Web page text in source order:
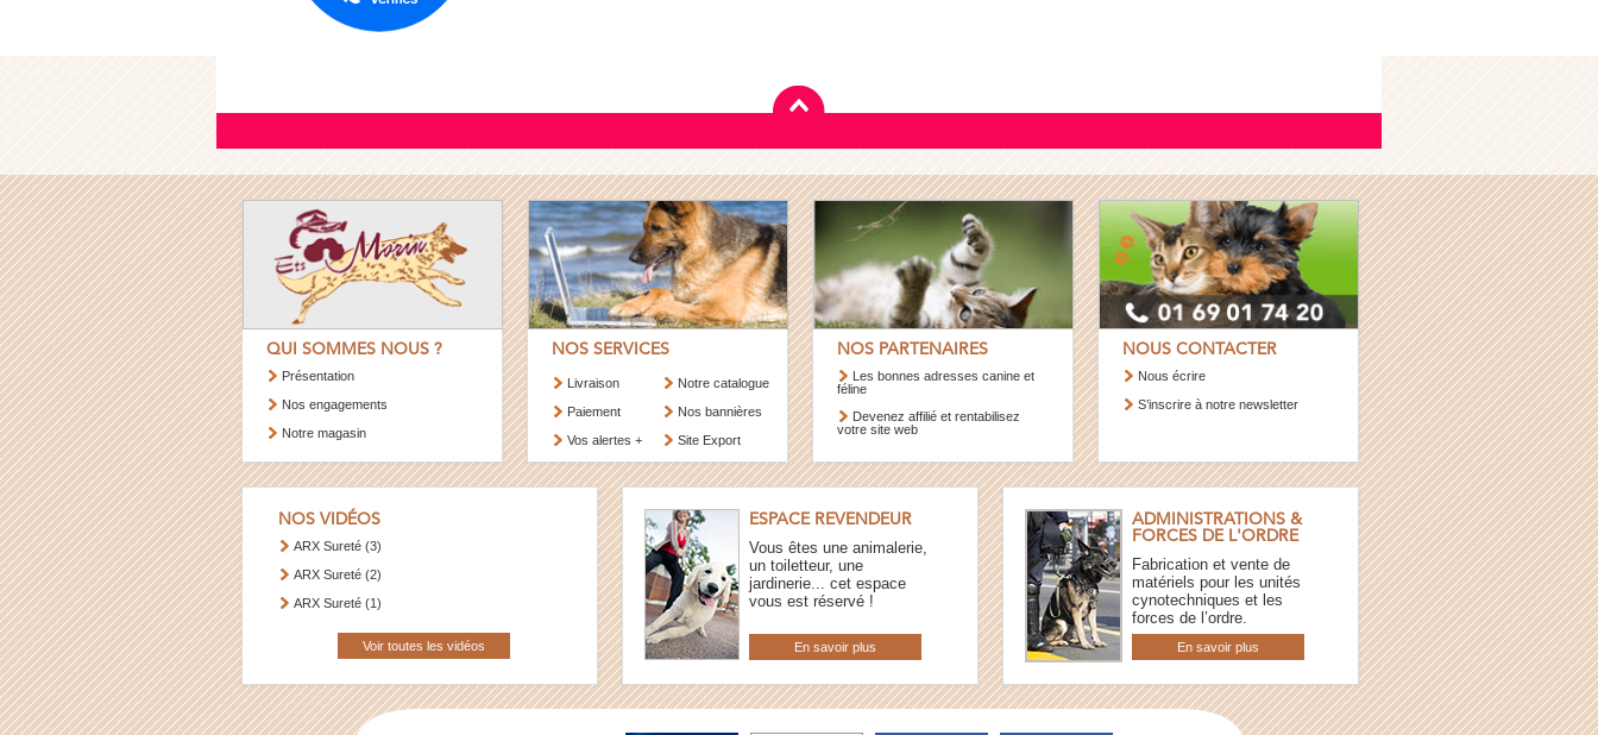
QUI SOMMES NOUS ?
Présentation
Nos engagements
Notre magasin
NOS SERVICES
Livraison
Paiement
Vos alertes +
Notre catalogue
Nos bannières
Site Export
NOS PARTENAIRES
Les bonnes adresses canine et
féline
Devenez affilié et rentabilisez
votre site web
NOUS CONTACTER
Nous écrire
S’inscrire à notre newsletter
NOS VIDÉOS
ARX Sureté (3)
ARX Sureté (2)
ARX Sureté (1)
Voir toutes les vidéos
ESPACE REVENDEUR
Vous êtes une animalerie,
un toiletteur, une
jardinerie... cet espace
vous est réservé !
En savoir plus
ADMINISTRATIONS &
FORCES DE L'ORDRE
Fabrication et vente de
matériels pour les unités
cynotechniques et les
forces de l’ordre.
En savoir plus